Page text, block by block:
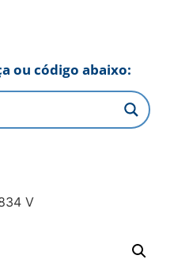
ou código abaixo:
V